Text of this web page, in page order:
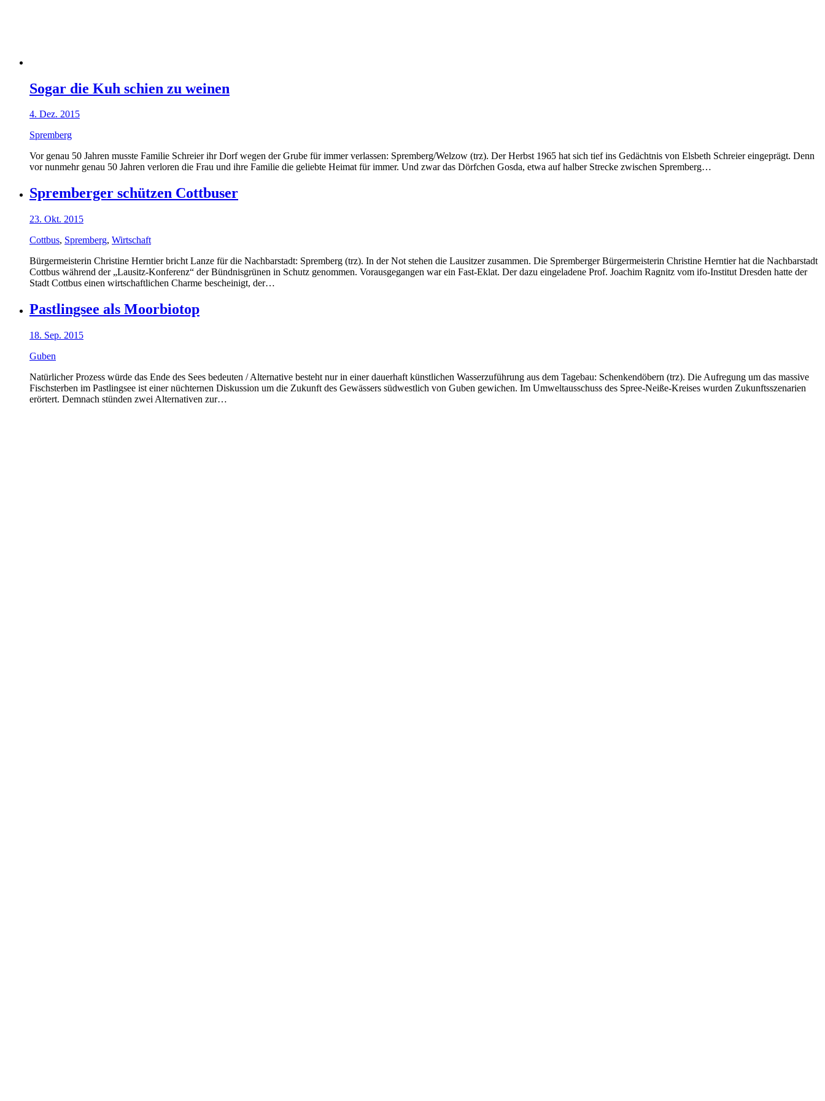
Sogar die Kuh schien zu weinen
4. Dez. 2015
Spremberg
Vor genau 50 Jahren musste Familie Schreier ihr Dorf wegen der Grube für immer verlassen: Spremberg/Welzow (trz). Der Herbst 1965 hat sich tief ins Gedächtnis von Elsbeth Schreier eingeprägt. Denn
vor nunmehr genau 50 Jahren verloren die Frau und ihre Familie die geliebte Heimat für immer. Und zwar das Dörfchen Gosda, etwa auf halber Strecke zwischen Spremberg…
Spremberger schützen Cottbuser
23. Okt. 2015
Cottbus, Spremberg, Wirtschaft
Bürgermeisterin Christine Herntier bricht Lanze für die Nachbarstadt: Spremberg (trz). In der Not stehen die Lausitzer zusammen. Die Spremberger Bürgermeisterin Christine Herntier hat die Nachbarstadt
Cottbus während der „Lausitz-Konferenz“ der Bündnisgrünen in Schutz genommen. Vorausgegangen war ein Fast-Eklat. Der dazu eingeladene Prof. Joachim Ragnitz vom ifo-Institut Dresden hatte der
Stadt Cottbus einen wirtschaftlichen Charme bescheinigt, der…
Pastlingsee als Moorbiotop
18. Sep. 2015
Guben
Natürlicher Prozess würde das Ende des Sees bedeuten / Alternative besteht nur in einer dauerhaft künstlichen Wasserzuführung aus dem Tagebau: Schenkendöbern (trz). Die Aufregung um das massive
Fischsterben im Pastlingsee ist einer nüchternen Diskussion um die Zukunft des Gewässers südwestlich von Guben gewichen. Im Umweltausschuss des Spree-Neiße-Kreises wurden Zukunftsszenarien
erörtert. Demnach stünden zwei Alternativen zur…